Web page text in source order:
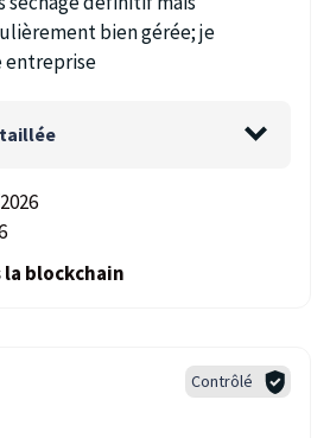
bien gérée; je
entreprise
la blockchain
Contrôlé